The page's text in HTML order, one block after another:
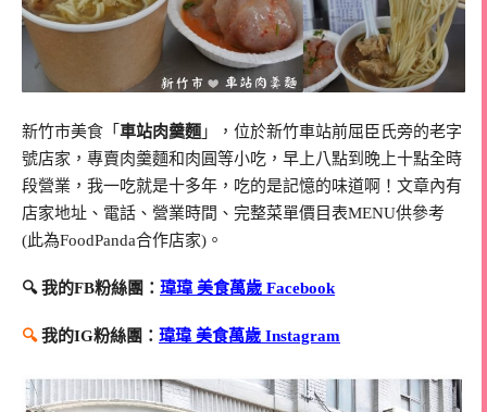
新竹市美食「 車站肉羹麵 」，位於新竹車站前屈臣氏旁的老字
號店家，專賣肉羹麵和肉圓等小吃，早上八點到晚上十點全時
段營業，我一吃就是十多年，吃的是記憶的味道啊！文章內有
店家地址、電話、營業時間、完整菜單價目表MENU供參考
(此為FoodPanda合作店家)。
🔍 我的FB粉絲團： 瑋瑋 美食萬歲 Facebook
🔍我的IG粉絲團： 瑋瑋 美食萬歲 Instagram